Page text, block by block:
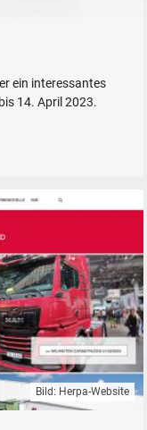
ein interessantes
14. April 2023.
Bild: Herpa-Website